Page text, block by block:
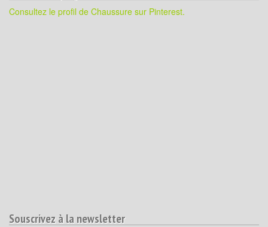
Consultez le profil de Chaussure sur Pinterest.
Souscrivez à la newsletter